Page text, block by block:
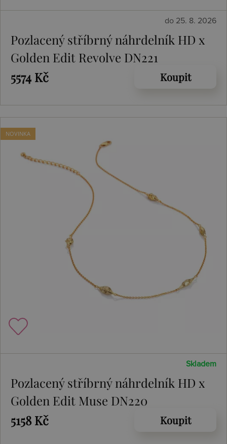
do 25. 8. 2026
Pozlacený stříbrný náhrdelník HD x
Golden Edit Revolve DN221
5574 Kč
Koupit
NOVINKA
Skladem
Pozlacený stříbrný náhrdelník HD x
Golden Edit Muse DN220
5158 Kč
Koupit